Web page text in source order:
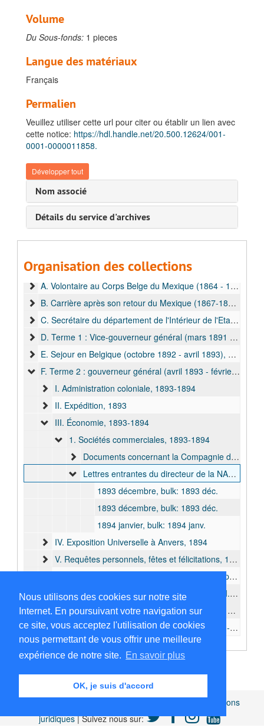
Nous utilisons des cookies sur notre site
Internet. En poursuivant votre navigation sur
ce site, vous acceptez l'utilisation de cookies
nous permettant de vous offrir une meilleure
expérience de notre site. En savoir plus
OK, je suis d'accord
Volume
Du Sous-fonds: 1 pieces
Langue des matériaux
Français
Permalien
Veuillez utiliser cette url pour citer ou établir un lien avec
cette notice: https://hdl.handle.net/20.500.12624/001-
0001-0000011858.
Développer tout
Nom associé
Détails du service d'archives
Organisation des collections
Fonds Wahis, Théophile
A. Volontaire au Corps Belge du Mexique (1864 - 1867) et la Société Royale Philanthropique des Anciens Frères d'Armes du Corps Belge de Mexique, 1864-1920
B. Carrière après son retour du Mexique (1867-1889), 1878-1887
C. Secrétaire du département de l'Intérieur de l'Etat Indépendant du Congo (1890) et adjoint à l'Etat-Major, 1890
D. Terme 1 : Vice-gouverneur général (mars 1891 - juillet 1892) et gouverneur général (juillet 1892 - octobre 1892), 1890-1892
E. Sejour en Belgique (octobre 1892 - avril 1893), 1892-1893
F. Terme 2 : gouverneur général (avril 1893 - février 1895)
I. Administration coloniale, 1893-1894
II. Expédition, 1893
III. Économie, 1893-1894
1. Sociétés commerciales, 1893-1894
Documents concernant la Compagnie du Chemin de fer du Congo, 1893-1894
Lettres entrantes du directeur de la NAHV, Frederik la Fontaine-Verwey, 1893-1894
1893 décembre, bulk: 1893 déc.
1893 décembre, bulk: 1893 déc.
1894 janvier, bulk: 1894 janv.
IV. Exposition Universelle à Anvers, 1894
V. Requêtes personnels, fêtes et félicitations, 1894
VI. Documents concernant la politique de Léopold II vers la frontière Nord de L'etat Indépendant: Expéditions vers le Haut-Nil, le Haut-Uéllé et l'Ubangi-Bomu. Conflit avec la France
IV. Documents concernant les finances de l'E.I.C. et la situation du portage
G. Sejour en Belgique (février 1895 - septembre 1895)
H. Troisième séjour dans l'E.I.C (septembre 1895 - mai 1897)
I. Séjour en Belgique (juin 1897 - avril 1900)
J. Quatrième séjour dans l'E.I.C. (avril 1900 - mai 1901)
Mentions
juridiques| Suivez nous sur: